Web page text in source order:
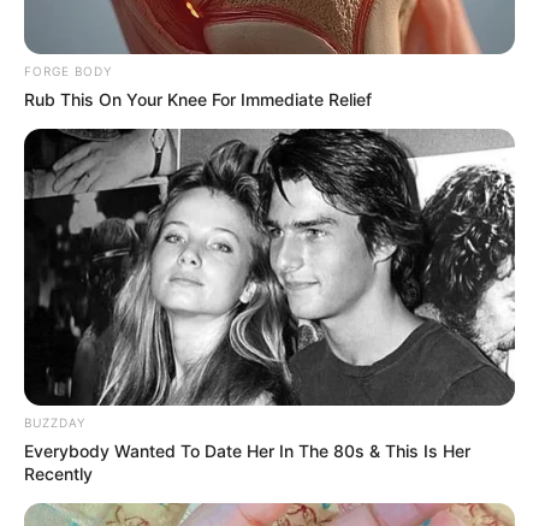
Japan's Oldest Doctors Say Memory Loss Isn't
Age: Just Stop Drinking These 3 Beverages
NEUROMIND PRO
FORGE BODY
Rub This On Your Knee For Immediate Relief
BUZZDAY
Everybody Wanted To Date Her In The 80s & This Is Her
Recently